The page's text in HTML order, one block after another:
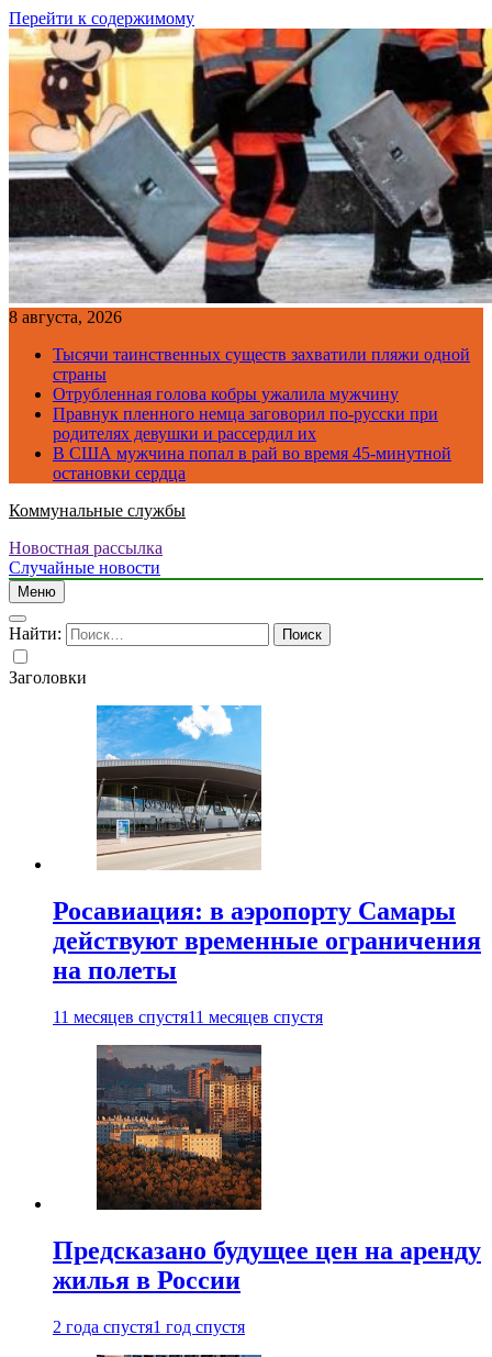
Перейти к содержимому
8 августа, 2026
Тысячи таинственных существ захватили пляжи одной
страны
Отрубленная голова кобры ужалила мужчину
Правнук пленного немца заговорил по-русски при
родителях девушки и рассердил их
В США мужчина попал в рай во время 45-минутной
остановки сердца
Коммунальные службы
Новостная рассылка
Случайные новости
Меню
Найти:
Заголовки
Росавиация: в аэропорту Самары
действуют временные ограничения
на полеты
11 месяцев спустя11 месяцев спустя
Предсказано будущее цен на аренду
жилья в России
2 года спустя1 год спустя